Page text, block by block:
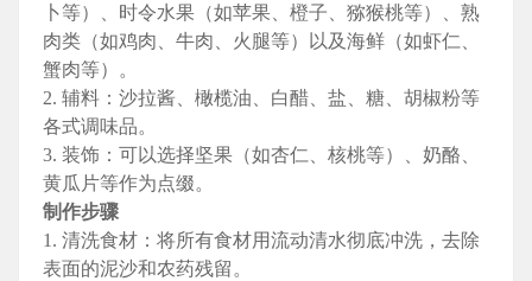
卜等）、时令水果（如苹果、橙子、猕猴桃等）、熟
肉类（如鸡肉、牛肉、火腿等）以及海鲜（如虾仁、
蟹肉等）。
2. 辅料：沙拉酱、橄榄油、白醋、盐、糖、胡椒粉等
各式调味品。
3. 装饰：可以选择坚果（如杏仁、核桃等）、奶酪、
黄瓜片等作为点缀。
制作步骤
1. 清洗食材：将所有食材用流动清水彻底冲洗，去除
表面的泥沙和农药残留。